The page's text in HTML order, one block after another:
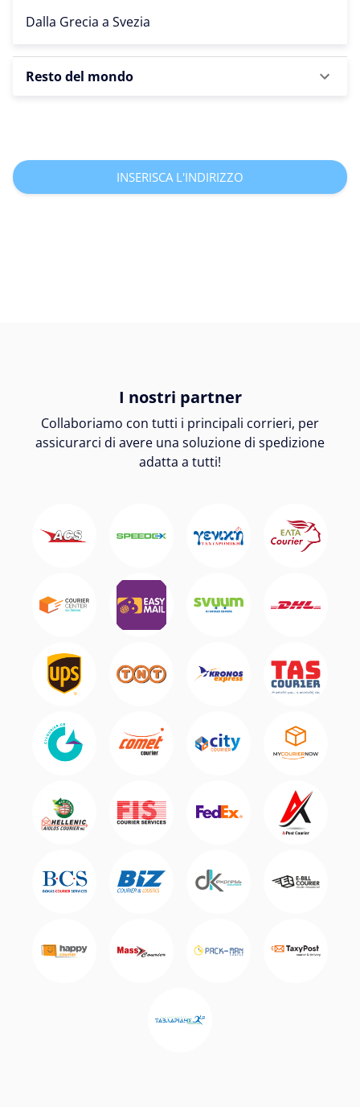
Dalla Grecia a Svezia
Resto del mondo
INSERISCA L'INDIRIZZO
I nostri partner
Collaboriamo con tutti i principali corrieri, per
assicurarci di avere una soluzione di spedizione
adatta a tutti!